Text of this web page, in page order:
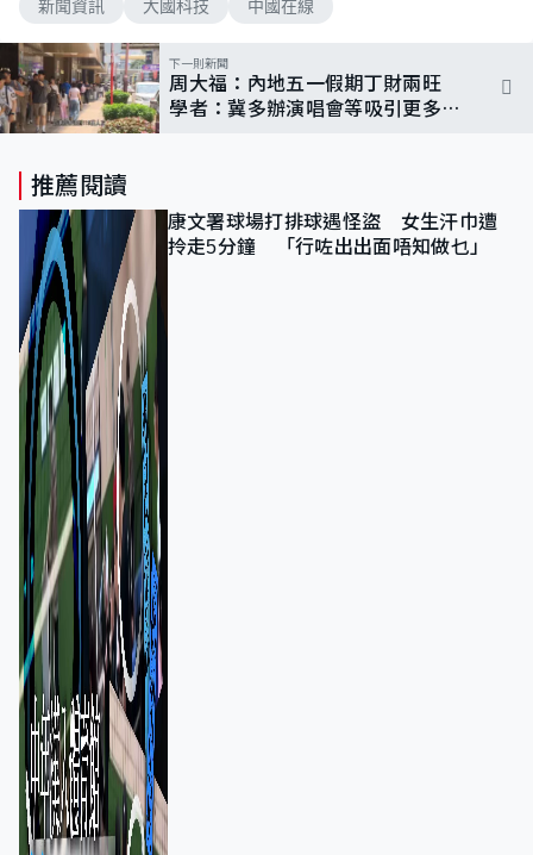
新聞資訊 大國科技 中國在線
下一則新聞
周大福：內地五一假期丁財兩旺
學者：冀多辦演唱會等吸引更多旅
推薦閱讀
康文署球場打排球遇怪盜 女生汗巾遭
拎走5分鐘 「行咗出出面唔知做乜」